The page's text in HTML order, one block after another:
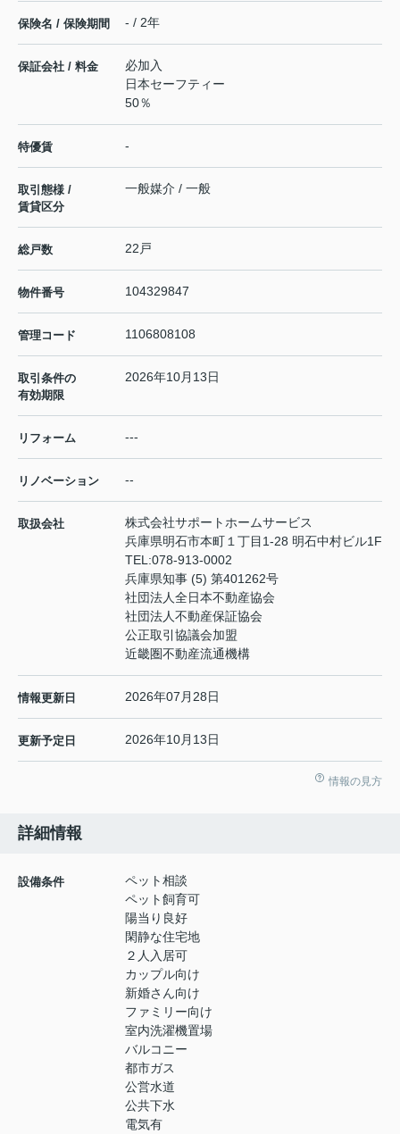
保険名 / 保険期間 - / 2年
保証会社 / 料金
必加入
日本セーフティー
50％
特優賃 -
取引態様 /
賃貸区分
一般媒介 / 一般
総戸数 22戸
物件番号 104329847
管理コード 1106808108
取引条件の
有効期限
2026年10月13日
リフォーム ---
リノベーション --
取扱会社
株式会社サポートホームサービス
兵庫県明石市本町１丁目1-28 明石中村ビル1F
TEL:078-913-0002
兵庫県知事 (5) 第401262号
社団法人全日本不動産協会
社団法人不動産保証協会
公正取引協議会加盟
近畿圏不動産流通機構
情報更新日 2026年07月28日
更新予定日 2026年10月13日
情報の見方
詳細情報
設備条件
ペット相談
ペット飼育可
陽当り良好
閑静な住宅地
２人入居可
カップル向け
新婚さん向け
ファミリー向け
室内洗濯機置場
バルコニー
都市ガス
公営水道
公共下水
電気有